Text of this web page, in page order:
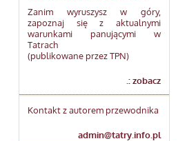
Zanim wyruszysz w góry,
zapoznaj się z aktualnymi
warunkami panującymi w
Tatrach
(publikowane przez TPN)
.: zobacz
Kontakt z autorem przewodnika
admin@tatry.info.pl